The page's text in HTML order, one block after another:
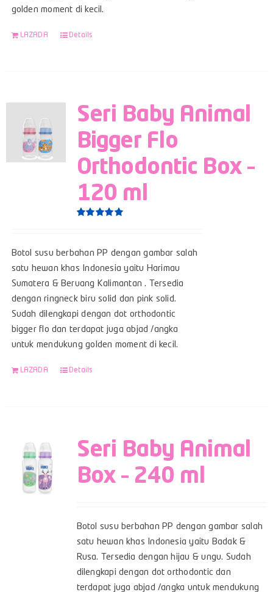
golden moment di kecil.
LAZADA Details
Seri Baby Animal
Bigger Flo
Orthodontic Box –
120 ml
Botol susu berbahan PP dengan gambar salah
satu hewan khas Indonesia yaitu Harimau
Sumatera & Beruang Kalimantan . Tersedia
dengan ringneck biru solid dan pink solid.
Sudah dilengkapi dengan dot orthodontic
bigger flo dan terdapat juga abjad /angka
untuk mendukung golden moment di kecil.
LAZADA Details
Seri Baby Animal
Box – 240 ml
Botol susu berbahan PP dengan gambar salah
satu hewan khas Indonesia yaitu Badak &
Rusa. Tersedia dengan hijau & ungu. Sudah
dilengkapi dengan dot orthodontic dan
terdapat juga abjad /angka untuk mendukung